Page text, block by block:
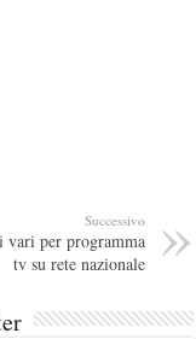
Successivo
vari per programma
tv su rete nazionale